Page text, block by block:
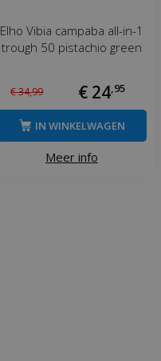
Elho Vibia campaba all-in-1
trough 50 pistachio green
€34,99 € 24,95
Meer info
IN WINKELWAGEN